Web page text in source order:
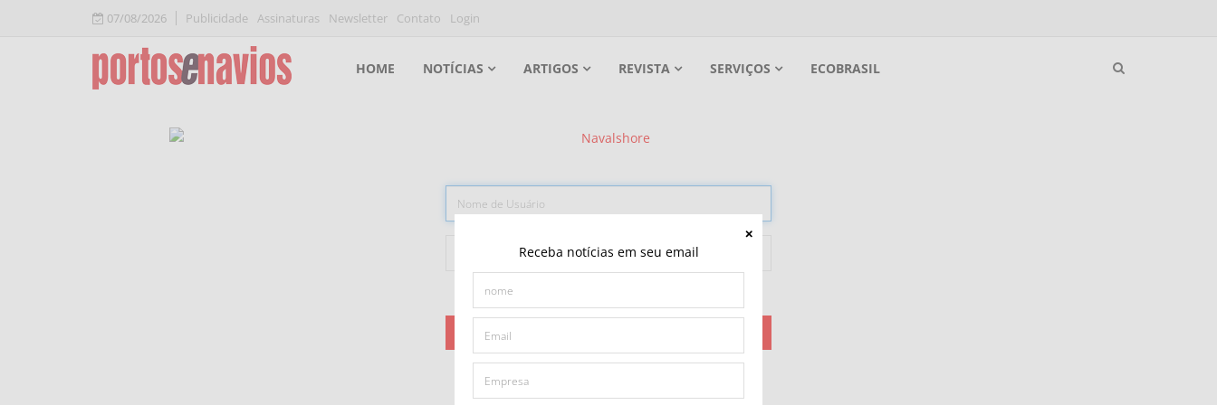
Receba notícias em seu email
07/08/2026 Publicidade Assinaturas Newsletter Contato Login
HOME NOTÍCIAS ARTIGOS REVISTA SERVIÇOS ECOBRASIL
Esqueceu seu usuário?